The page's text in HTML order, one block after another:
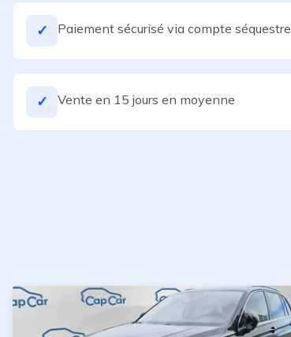
✓ Paiement sécurisé via compte séquestre
✓ Vente en 15 jours en moyenne